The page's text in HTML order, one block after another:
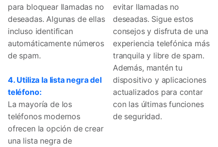
para bloquear llamadas no
deseadas. Algunas de ellas
incluso identifican
automáticamente números
de spam.
4. Utiliza la lista negra del
teléfono:
La mayoría de los
teléfonos modernos
ofrecen la opción de crear
una lista negra de
evitar llamadas no
deseadas. Sigue estos
consejos y disfruta de una
experiencia telefónica más
tranquila y libre de spam.
Además, mantén tu
dispositivo y aplicaciones
actualizados para contar
con las últimas funciones
de seguridad.